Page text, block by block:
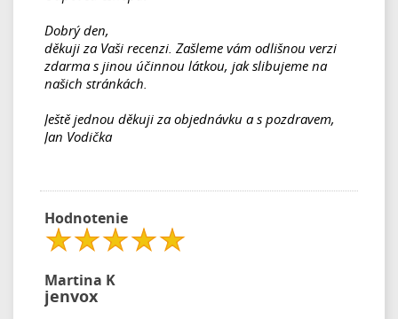
Dobrý den,
děkuji za Vaši recenzi. Zašleme vám odlišnou verzi
zdarma s jinou účinnou látkou, jak slibujeme na
našich stránkách.
Ještě jednou děkuji za objednávku a s pozdravem,
Jan Vodička
Hodnotenie
Martina K
jenvox